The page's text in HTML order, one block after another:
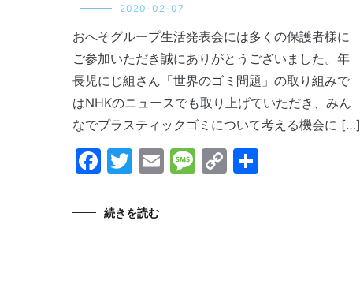
2020-02-07
おへそグループ生活発表会には多くの保護者様に
ご参加いただき誠にありがとうございました。年
長児にじ組さん「世界のゴミ問題」の取り組みで
はNHKのニュースでも取り上げていただき、みん
なでプラスティックゴミについて考える機会に […]
Facebook
Twitter
EmailMessage
Copy
続きを読む